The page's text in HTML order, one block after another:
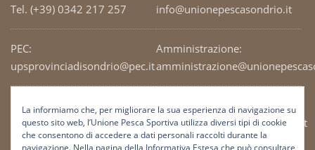
Tel. (+39) 0342 217 257
PEC:
upsprovinciadisondrio@pec.it
Codice Fiscale: 93003690141
info@unionepescasondrio.it
Amministrazione:
Ufficio tecnico:
tecnico@unionepescasondrio.it
La informiamo che, per migliorare la sua esperienza di navigazione su
questo sito web, l’Unione Pesca Sportiva utilizza diversi tipi di cookie
che consentono di accedere a dati personali raccolti durante la
navigazione. Nella pagina della Informativa Estesa che può consultare